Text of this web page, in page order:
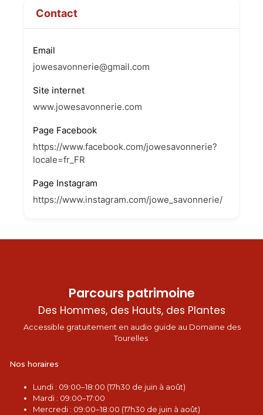
Contact
Email
jowesavonnerie@gmail.com
Site internet
www.jowesavonnerie.com
Page Facebook
https://www.facebook.com/jowesavonnerie?
locale=fr_FR
Page Instagram
https://www.instagram.com/jowe_savonnerie/
Parcours patrimoine
Des Hommes, des Hauts, des Plantes
Accessible gratuitement en audio guide au Domaine des
Tourelles
Nos horaires
Lundi : 09:00–18:00 (17h30 de juin à août)
Mardi : 09:00–17:00
Mercredi : 09:00–18:00 (17h30 de juin à août)